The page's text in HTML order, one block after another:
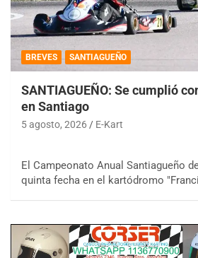
BREVES SANTIAGUEÑO
SANTIAGUEÑO: Se cumplió
en Santiago
5 agosto, 2026 E-Kart
El Campeonato Anual Santiagueño
quinta fecha en el kartódromo